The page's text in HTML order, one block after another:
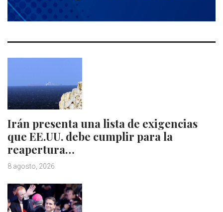
Irán presenta una lista de exigencias
que EE.UU. debe cumplir para la
reapertura…
8 agosto, 2026